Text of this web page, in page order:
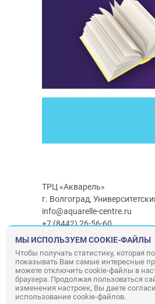
ТРЦ «Акварель»
г. Волгоград,
info@aquarelle-centre.ru
+7 (8442) 26-56-60
Часы работы ТРЦ: с 10:00
Часы работы г/м Ашан:с
Часы работыг/мЛемана
Правила посещения ТРЦ
МЫ ИСПОЛЬЗУЕМ COOKIE-ФАЙЛЫ
Чтобы получать статистику, которая
показывать Вам самые интересные
можете отключить cookie-файлы в
браузера. Продолжая пользоваться
изменения настроек, Вы даете
использование cookie-файлов.